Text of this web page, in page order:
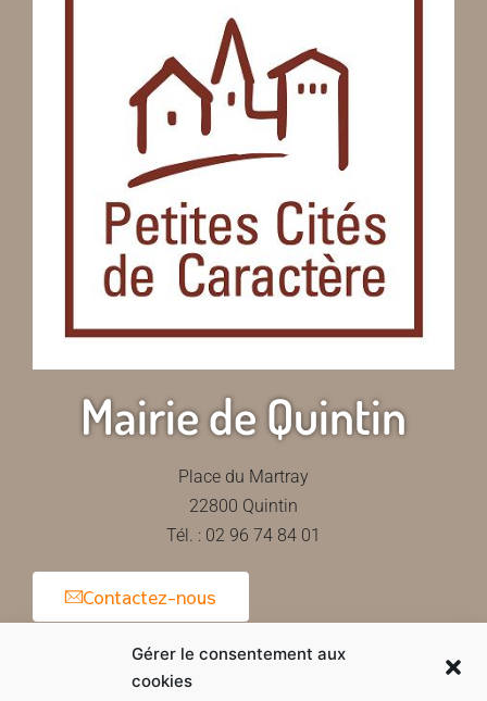
Gérer le consentement aux
cookies
Mairie de Quintin
Place du Martray
22800 Quintin
Tél. : 02 96 74 84 01
Contactez-nous